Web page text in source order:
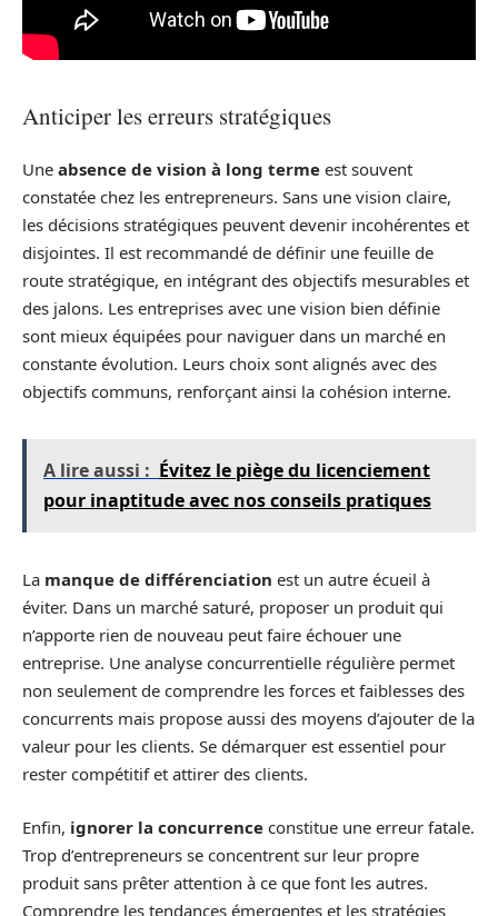
Anticiper les erreurs stratégiques
Une absence de vision à long terme est souvent
constatée chez les entrepreneurs. Sans une vision claire,
les décisions stratégiques peuvent devenir incohérentes et
disjointes. Il est recommandé de définir une feuille de
route stratégique, en intégrant des objectifs mesurables et
des jalons. Les entreprises avec une vision bien définie
sont mieux équipées pour naviguer dans un marché en
constante évolution. Leurs choix sont alignés avec des
objectifs communs, renforçant ainsi la cohésion interne.
A lire aussi : Évitez le piège du licenciement
pour inaptitude avec nos conseils pratiques
La manque de différenciation est un autre écueil à
éviter. Dans un marché saturé, proposer un produit qui
n’apporte rien de nouveau peut faire échouer une
entreprise. Une analyse concurrentielle régulière permet
non seulement de comprendre les forces et faiblesses des
concurrents mais propose aussi des moyens d’ajouter de la
valeur pour les clients. Se démarquer est essentiel pour
rester compétitif et attirer des clients.
Enfin, ignorer la concurrence constitue une erreur fatale.
Trop d’entrepreneurs se concentrent sur leur propre
produit sans prêter attention à ce que font les autres.
Comprendre les tendances émergentes et les stratégies